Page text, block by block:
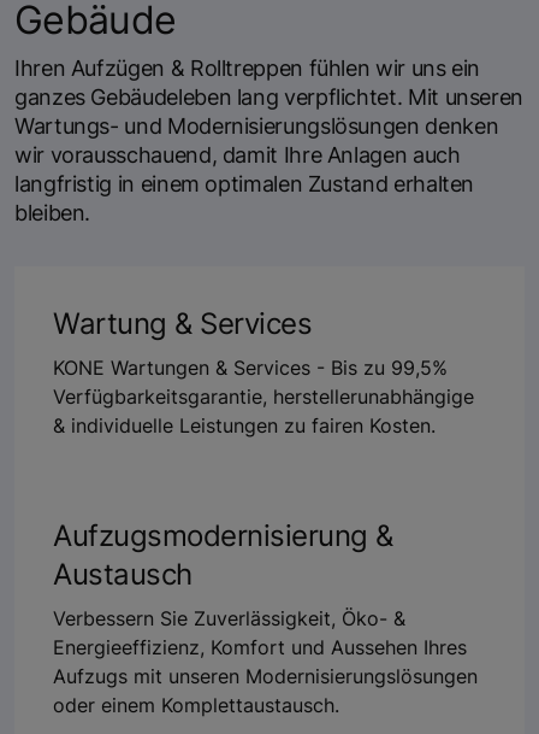
Gebäude
Ihren Aufzügen & Rolltreppen fühlen wir uns ein
ganzes Gebäudeleben lang verpflichtet. Mit unseren
Wartungs- und Modernisierungslösungen denken
wir vorausschauend, damit Ihre Anlagen auch
langfristig in einem optimalen Zustand erhalten
bleiben.
Wartung & Services
KONE Wartungen & Services - Bis zu 99,5%
Verfügbarkeitsgarantie, herstellerunabhängige
& individuelle Leistungen zu fairen Kosten.
Aufzugsmodernisierung &
Austausch
Verbessern Sie Zuverlässigkeit, Öko- &
Energieeffizienz, Komfort und Aussehen Ihres
Aufzugs mit unseren Modernisierungslösungen
oder einem Komplettaustausch.